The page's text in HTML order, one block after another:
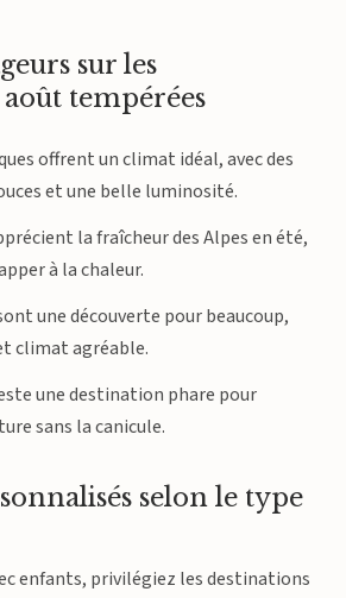
sur les
tempérées
offrent un climat idéal, avec des
et une belle luminosité.
la fraîcheur des Alpes en été,
à la chaleur.
une découverte pour beaucoup,
climat agréable.
une destination phare pour
sans la canicule.
selon le type
enfants, privilégiez les destinations